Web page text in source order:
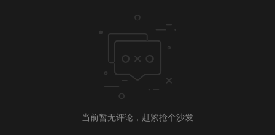
当前暂无评论，赶紧抢个沙发